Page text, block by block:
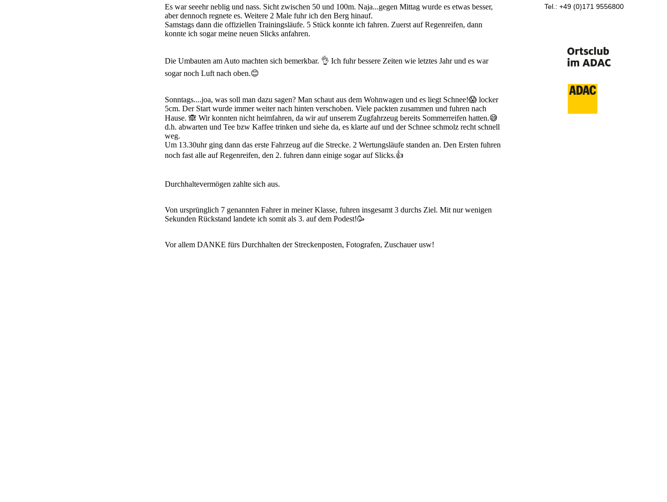
Es war seeehr neblig und nass. Sicht zwischen 50 und 100m. Naja...gegen Mittag wurde es etwas besser,
aber dennoch regnete es. Weitere 2 Male fuhr ich den Berg hinauf.
Samstags dann die offiziellen Trainingsläufe. 5 Stück konnte ich fahren. Zuerst auf Regenreifen, dann
konnte ich sogar meine neuen Slicks anfahren.
Die Umbauten am Auto machten sich bemerkbar. 👌 Ich fuhr bessere Zeiten wie letztes Jahr und es war
sogar noch Luft nach oben.😊
Sonntags....joa, was soll man dazu sagen? Man schaut aus dem Wohnwagen und es liegt Schnee!😱 locker
5cm. Der Start wurde immer weiter nach hinten verschoben. Viele packten zusammen und fuhren nach
Hause. 🙈 Wir konnten nicht heimfahren, da wir auf unserem Zugfahrzeug bereits Sommerreifen hatten.😅
d.h. abwarten und Tee bzw Kaffee trinken und siehe da, es klarte auf und der Schnee schmolz recht schnell
weg.
Um 13.30uhr ging dann das erste Fahrzeug auf die Strecke. 2 Wertungsläufe standen an. Den Ersten fuhren
noch fast alle auf Regenreifen, den 2. fuhren dann einige sogar auf Slicks.👍
Durchhaltevermögen zahlte sich aus.
Von ursprünglich 7 genannten Fahrer in meiner Klasse, fuhren insgesamt 3 durchs Ziel. Mit nur wenigen
Sekunden Rückstand landete ich somit als 3. auf dem Podest!🥳
Vor allem DANKE fürs Durchhalten der Streckenposten, Fotografen, Zuschauer usw!
Tel.: +49 (0)171 9556800